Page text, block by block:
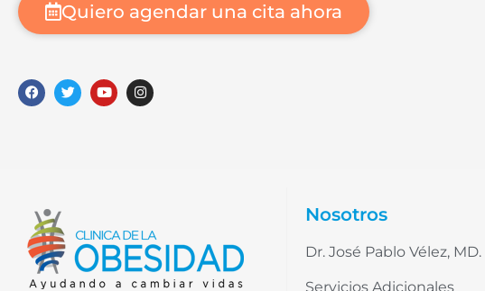
Quiero agendar una cita ahora
Nosotros
Dr. José Pablo Vélez, MD.
Servicios Adicionales